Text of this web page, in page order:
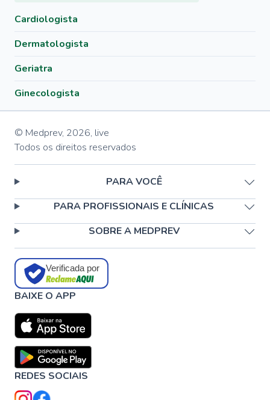
Cardiologista
Dermatologista
Geriatra
Ginecologista
© Medprev, 2026, live
Todos os direitos reservados
PARA VOCÊ
PARA PROFISSIONAIS E CLÍNICAS
SOBRE A MEDPREV
Verificada por
BAIXE O APP
REDES SOCIAIS